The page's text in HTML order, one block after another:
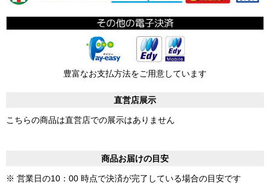
豊富なお支払方法をご用意しています
直営店展示
こちらの商品は直営店での展示はありません
商品お届けの目安
※ 営業日の10：00 時点で決済が完了している場合の目安です